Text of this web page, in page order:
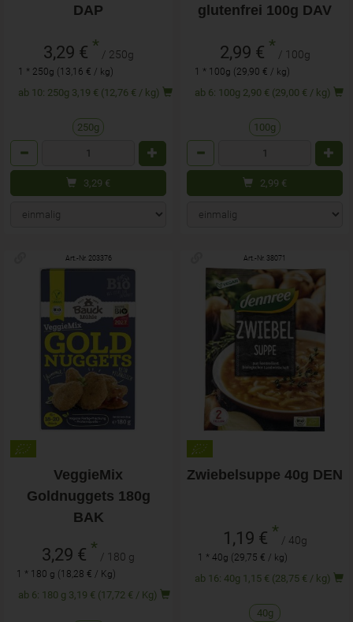
DAP
3,29 € * / 250g
1 * 250g (13,16 € / kg)
ab 10: 250g 3,19 € (12,76 € / kg)
250g
3,29 €
glutenfrei 100g DAV
2,99 € * / 100g
1 * 100g (29,90 € / kg)
ab 6: 100g 2,90 € (29,00 € / kg)
100g
2,99 €
Art.-Nr. 203376
VeggieMix
Goldnuggets 180g
BAK
3,29 € * / 180 g
1 * 180 g (18,28 € / Kg)
ab 6: 180 g 3,19 € (17,72 € / Kg)
Art.-Nr. 38071
Zwiebelsuppe 40g DEN
1,19 € * / 40g
1 * 40g (29,75 € / kg)
ab 16: 40g 1,15 € (28,75 € / kg)
40g